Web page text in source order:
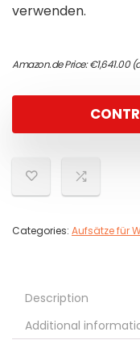
verwenden.
Amazon.de Price:€1,641.00
Categories: Aufsätze für
Description
Additional